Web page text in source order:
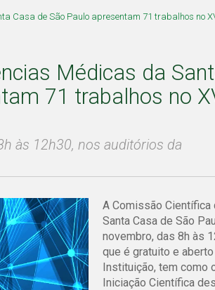
Casa de São Paulo apresentam 71 trabalhos no
Médicas da
71 trabalhos no
às 12h30, nos auditórios da
A Comissão Científica
Santa Casa de São
novembro, das 8h às
que é gratuito e
Instituição, tem como
Iniciação Científica